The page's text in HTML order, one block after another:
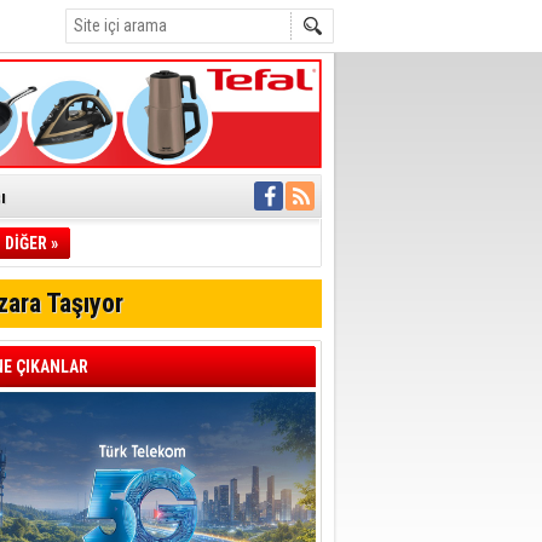
İletti
müdahale
Geçti
DİĞER »
Taşıyor
ÇIKANLAR